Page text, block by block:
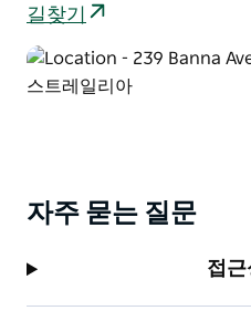
리버리나 지역에서 유일하
는 제카(Zecca)는 전통적인
저온 건조 방식을 호주산 수
길찾기
자주 묻는 질문
접근